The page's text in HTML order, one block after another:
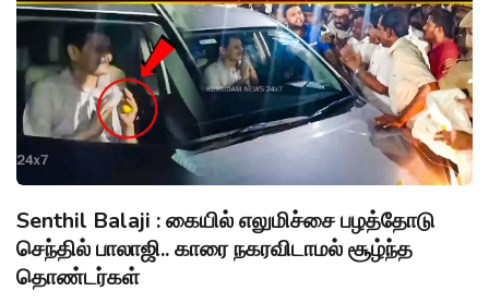
Senthil Balaji : கையில் எலுமிச்சை பழத்தோடு
செந்தில் பாலாஜி.. காரை நகரவிடாமல் சூழ்ந்த
தொண்டர்கள்